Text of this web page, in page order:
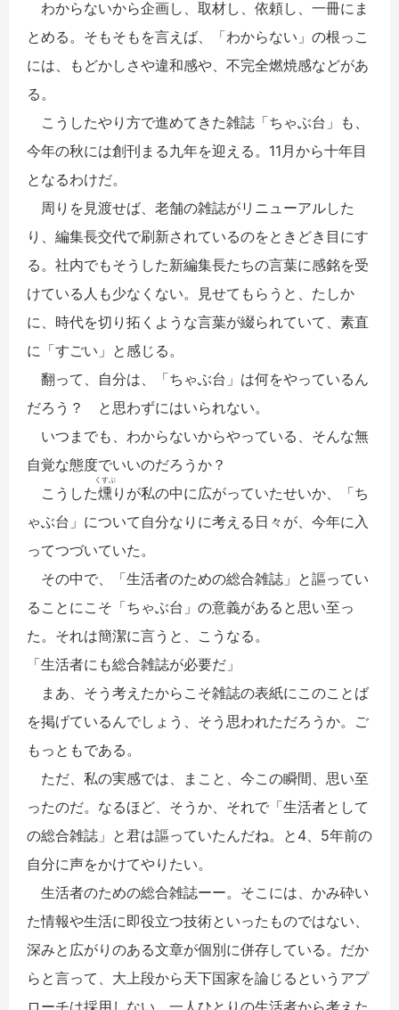
わからないから企画し、取材し、依頼し、一冊にま
とめる。そもそもを言えば、「わからない」の根っこ
には、もどかしさや違和感や、不完全燃焼感などがあ
る。
こうしたやり方で進めてきた雑誌「ちゃぶ台」も、
今年の秋には創刊まる九年を迎える。11月から十年目
となるわけだ。
周りを見渡せば、老舗の雑誌がリニューアルした
り、編集長交代で刷新されているのをときどき目にす
る。社内でもそうした新編集長たちの言葉に感銘を受
けている人も少なくない。見せてもらうと、たしか
に、時代を切り拓くような言葉が綴られていて、素直
に「すごい」と感じる。
翻って、自分は、「ちゃぶ台」は何をやっているん
だろう？ と思わずにはいられない。
いつまでも、わからないからやっている、そんな無
自覚な態度でいいのだろうか？
こうした燻
くすぶ
りが私の中に広がっていたせいか、「ち
ゃぶ台」について自分なりに考える日々が、今年に入
ってつづいていた。
その中で、「生活者のための総合雑誌」と謳ってい
ることにこそ「ちゃぶ台」の意義があると思い至っ
た。それは簡潔に言うと、こうなる。
「生活者にも総合雑誌が必要だ」
まあ、そう考えたからこそ雑誌の表紙にこのことば
を掲げているんでしょう、そう思われただろうか。ご
もっともである。
ただ、私の実感では、まこと、今この瞬間、思い至
ったのだ。なるほど、そうか、それで「生活者として
の総合雑誌」と君は謳っていたんだね。と4、5年前の
自分に声をかけてやりたい。
生活者のための総合雑誌ーー。そこには、かみ砕い
た情報や生活に即役立つ技術といったものではない、
深みと広がりのある文章が個別に併存している。だか
らと言って、大上段から天下国家を論じるというアプ
ローチは採用しない。一人ひとりの生活者から考えた